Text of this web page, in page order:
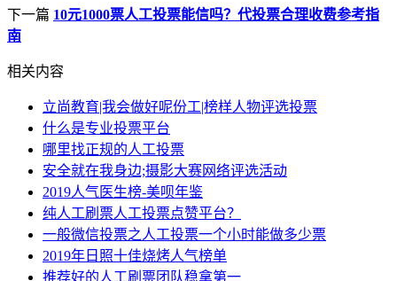
下一篇 10元1000票人工投票能信吗？代投票合理收费参考指
南
相关内容
立尚教育|我会做好呢份工|榜样人物评选投票
什么是专业投票平台
哪里找正规的人工投票
安全就在我身边;摄影大赛网络评选活动
2019人气医生榜-美呗年鉴
纯人工刷票人工投票点赞平台？
一般微信投票之人工投票一个小时能做多少票
2019年日照十佳烧烤人气榜单
推荐好的人工刷票团队稳拿第一